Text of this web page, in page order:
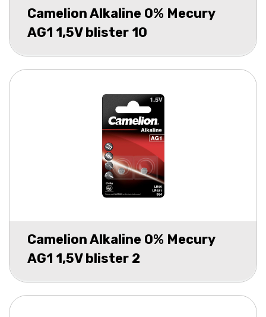
Camelion Alkaline 0% Mecury
AG1 1,5V blister 10
Camelion Alkaline 0% Mecury
AG1 1,5V blister 2